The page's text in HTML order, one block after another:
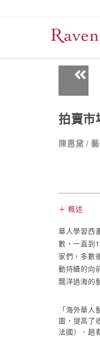
拍賣
陳惠黛 /
＋ 概述
華人學習西
數，一直到
家們，多數
動持續的向
飄洋過海的
「海外華
圖，提高了
法國）、趙